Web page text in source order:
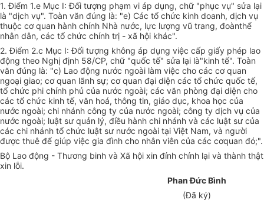
1. Điểm 1.e Mục I: Đối tượng phạm vi áp dụng, chữ "phục vụ" sửa lại
là "dịch vụ". Toàn văn đúng là: "e) Các tổ chức kinh doanh, dịch vụ
thuộc cơ quan hành chính Nhà nước, lực lượng vũ trang, đoànthể
nhân dân, các tổ chức chính trị - xã hội khác".
2. Điểm 2.c Mục I: Đối tượng không áp dụng việc cấp giấy phép lao
động theo Nghị định 58/CP, chữ "quốc tế" sửa lại là"kinh tế". Toàn
văn đúng là: "c) Lao động nước ngoài làm việc cho các cơ quan
ngoại giao; cơ quan lãnh sự; cơ quan đại diện các tổ chức quốc tế,
tổ chức phi chính phủ của nước ngoài; các văn phòng đại diện cho
các tổ chức kinh tế, văn hoá, thông tin, giáo dục, khoa học của
nước ngoài; chi nhánh công ty của nước ngoài; công ty dịch vụ của
nước ngoài; luật sư quản lý, điều hành chi nhánh và các luật sư của
các chi nhánh tổ chức luật sư nước ngoài tại Việt Nam, và người
được thuê để giúp việc gia đình cho nhân viên của các cơquan đó;".
Bộ Lao động - Thương binh và Xã hội xin đính chính lại và thành thật
xin lỗi.
Phan Đức Bình
(Đã ký)